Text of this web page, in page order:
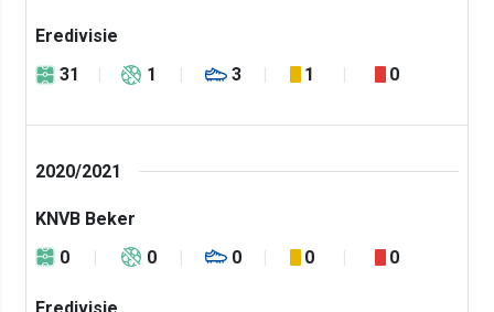
Eredivisie
31
1 3 1 0
2020/2021
KNVB Beker
0
0 0 0 0